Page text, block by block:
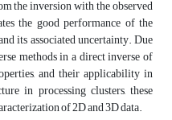
the inversion with the observed
the good performance of the
its associated uncertainty. Due
methods in a direct inverse of
and their applicability in
in processing clusters, these
of 2D and 3D data.